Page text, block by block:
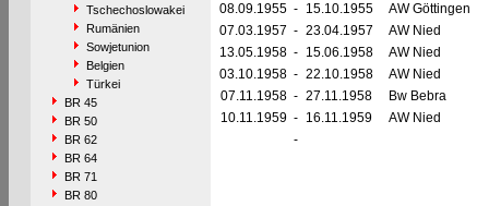
Tschechoslowakei
Rumänien
Sowjetunion
Belgien
Türkei
BR 45
BR 50
BR 62
BR 64
BR 71
BR 80
08.09.1955 - 15.10.1955
AW Göttingen
07.03.1957 - 23.04.1957
AW Nied
13.05.1958 - 15.06.1958
AW Nied
03.10.1958 - 22.10.1958
AW Nied
07.11.1958 - 27.11.1958
Bw Bebra
10.11.1959 - 16.11.1959
AW Nied
-